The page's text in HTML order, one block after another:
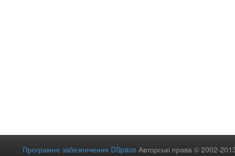
Програмне забезпечення DSpace Авторські права © 2002-